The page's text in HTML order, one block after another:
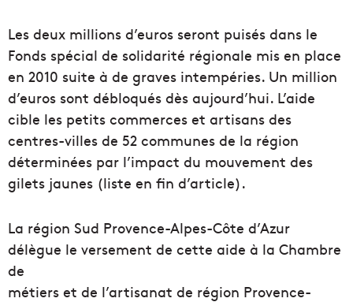
Les deux millions d’euros seront puisés dans le
Fonds spécial de solidarité régionale mis en place
en 2010 suite à de graves intempéries. Un million
d’euros sont débloqués dès aujourd’hui. L’aide
cible les petits commerces et artisans des
centres-villes de 52 communes de la région
déterminées par l’impact du mouvement des
gilets jaunes (liste en fin d’article).
La région Sud Provence-Alpes-Côte d’Azur
délègue le versement de cette aide à la Chambre
de
métiers et de l’artisanat de région Provence-